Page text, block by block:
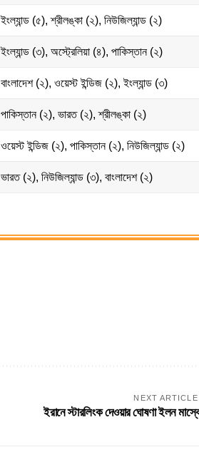
ইংল্যান্ড (৫), শ্রীলঙ্কা (২), নিউজিল্যান্ড (২)
ইংল্যান্ড (৩), অস্ট্রেলিয়া (৪), পাকিস্তান (২)
বাংলাদেশ (২), ওয়েস্ট ইন্ডিজ (২), ইংল্যান্ড (৩)
পাকিস্তান (২), ভারত (২), শ্রীলঙ্কা (২)
ওয়েস্ট ইন্ডিজ (২), পাকিস্তান (২), নিউজিল্যান্ড (২)
ভারত (২), নিউজিল্যান্ড (৩), বাংলাদেশ (২)
NEXT ARTICLE
ইরানে স্টারলিংক দেওয়ার ঘোষণা ইলন